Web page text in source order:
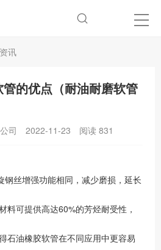
讯
的优点（耐油耐磨软管
司 2022-11-23 阅读 831
钢丝增强功能相同，减少磨损，延长
料可提供高达60%的芳烃耐受性，
石油橡胶软管在不同应用中更容易